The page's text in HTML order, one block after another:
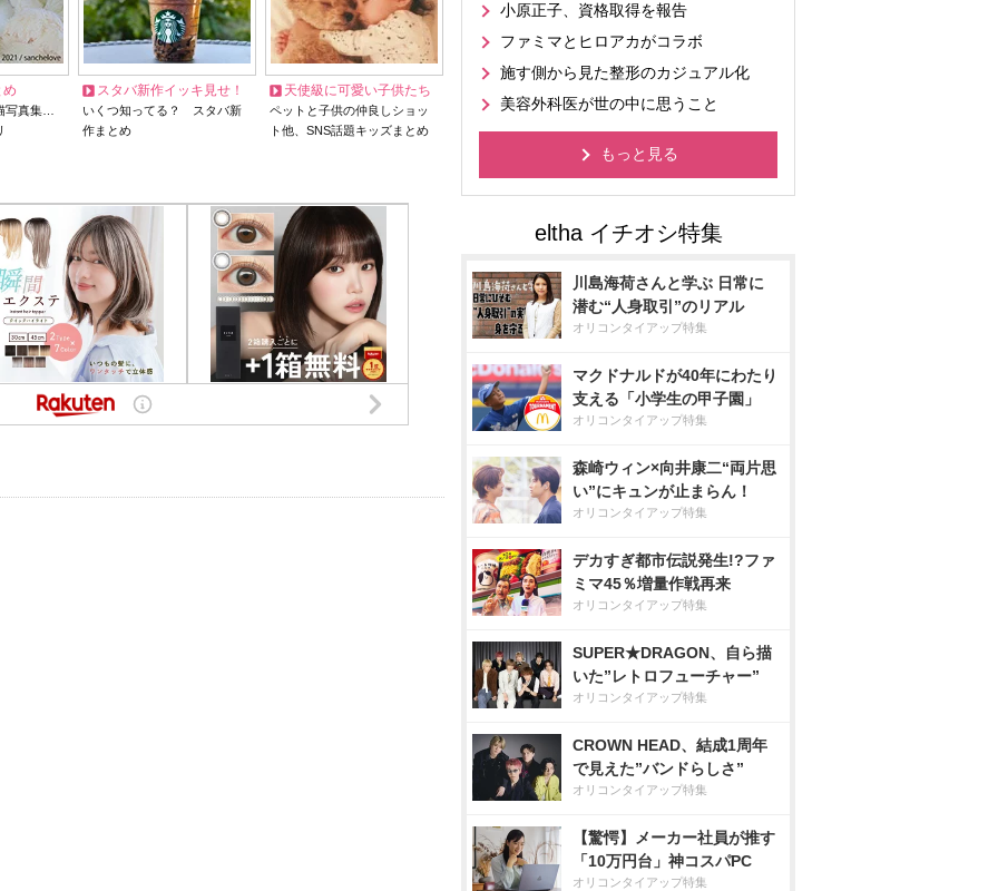
め
写真集…
スタバ新作イッキ見せ！
いくつ知ってる？ スタバ新
作まとめ
天使級に可愛い子供たち
ペットと子供の仲良しショッ
ト他、SNS話題キッズまとめ
小原正子、資格取得を報告
ファミマとヒロアカがコラボ
施す側から見た整形のカジュアル化
美容外科医が世の中に思うこと
もっと見る
川島海荷さんと学ぶ 日常に
潜む“人身取引”のリアル
オリコンタイアップ特集
マクドナルドが40年にわたり
支える「小学生の甲子園」
オリコンタイアップ特集
森崎ウィン×向井康二“両片思
い”にキュンが止まらん！
オリコンタイアップ特集
デカすぎ都市伝説発生!?ファ
ミマ45％増量作戦再来
オリコンタイアップ特集
SUPER★DRAGON、自ら描
いた”レトロフューチャー”
オリコンタイアップ特集
CROWN HEAD、結成1周年
で見えた”バンドらしさ”
オリコンタイアップ特集
【驚愕】メーカー社員が推す
「10万円台」神コスパPC
オリコンタイアップ特集